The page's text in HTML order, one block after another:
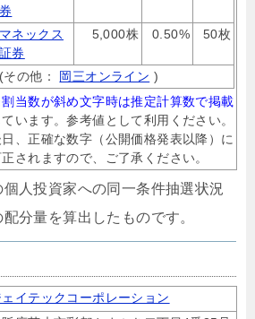
券
マネックス
証券
5,000株 0.50% 50枚
(その他： 岡三オンライン )
割当数が斜め文字時は推定計算数で掲載
ています。参考値として利用ください。
、正確な数字（公開価格発表以降）に
されますので、ご了承ください。
人投資家への同一条件抽選状況
分量を算出したものです。
ェイテックコーポレーション